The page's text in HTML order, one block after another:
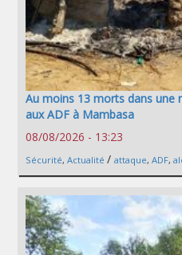
Au moins 13 morts dans une
aux ADF à Mambasa
08/08/2026 - 13:23
Sécurité, Actualité / attaque, ADF,